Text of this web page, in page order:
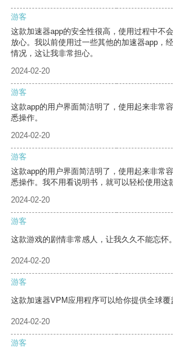
游客
这款加速器app的安全性很高，使用过程中不
放心。我以前使用过一些其他的加速器app，
情况，这让我非常担心。
2024-02-20
游客
这款app的用户界面简洁明了，使用起来非常
悉操作。
2024-02-20
游客
这款app的用户界面简洁明了，使用起来非常
悉操作。我不用看说明书，就可以轻松使用这
2024-02-20
游客
这款游戏的剧情非常感人，让我久久不能忘怀。
2024-02-20
游客
这款加速器VPM应用程序可以给你提供全球覆
2024-02-20
游客